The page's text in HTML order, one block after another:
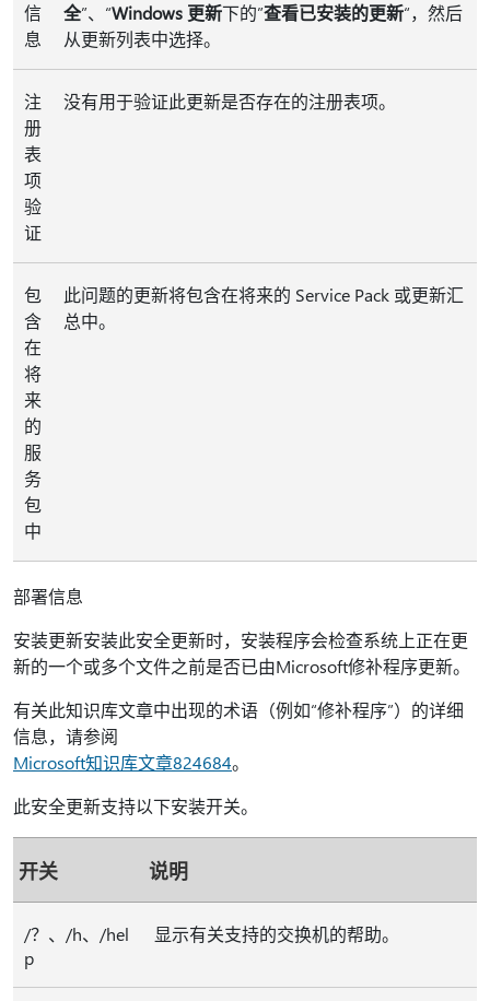
信
息
全”、“Windows 更新下的”查看已安装的更新“，然后
从更新列表中选择。
注
册
表
项
验
证
没有用于验证此更新是否存在的注册表项。
包
含
在
将
来
的
服
务
包
中
此问题的更新将包含在将来的 Service Pack 或更新汇
总中。
部署信息
安装更新安装此安全更新时，安装程序会检查系统上正在更
新的一个或多个文件之前是否已由Microsoft修补程序更新。
有关此知识库文章中出现的术语（例如“修补程序”）的详细
信息，请参阅
Microsoft知识库文章824684。
此安全更新支持以下安装开关。
开关 说明
/？、/h、/hel
p
显示有关支持的交换机的帮助。